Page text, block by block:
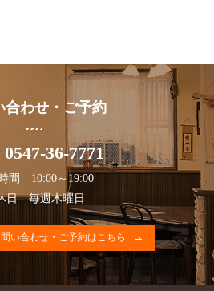
合わせ・ご予約
36-7771
間 10:00～19:00
日 毎週木曜日
い合わせ・ご予約はこちら